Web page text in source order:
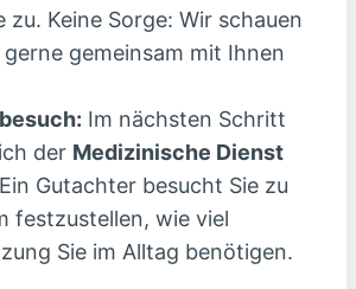
zu. Keine Sorge: Wir schauen
gerne gemeinsam mit Ihnen
Im nächsten Schritt
der Medizinische Dienst
Gutachter besucht Sie zu
festzustellen, wie viel
Sie im Alltag benötigen.